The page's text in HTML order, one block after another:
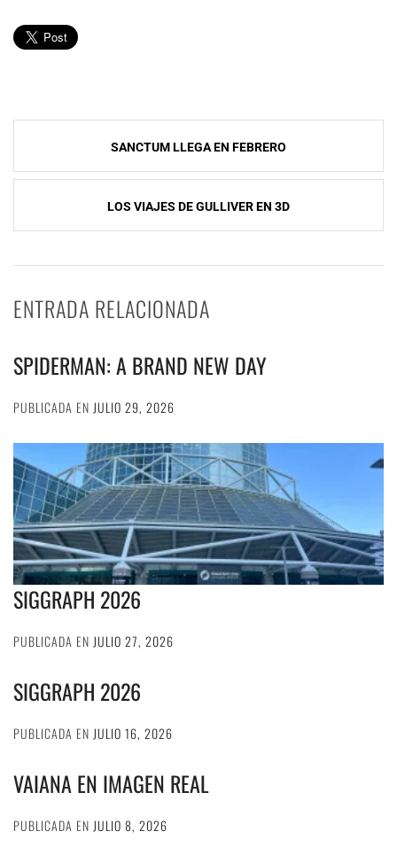
Navegación
de
SANCTUM LLEGA EN FEBRERO
LOS VIAJES DE GULLIVER EN 3D
ENTRADA RELACIONADA
SPIDERMAN: A BRAND NEW DAY
PUBLICADA EN JULIO 29, 2026
SIGGRAPH 2026
PUBLICADA EN JULIO 27, 2026
SIGGRAPH 2026
PUBLICADA EN JULIO 16, 2026
VAIANA EN IMAGEN REAL
PUBLICADA EN JULIO 8, 2026